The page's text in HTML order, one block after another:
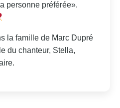
personne préférée».
la famille de Marc Dupré
du chanteur, Stella,